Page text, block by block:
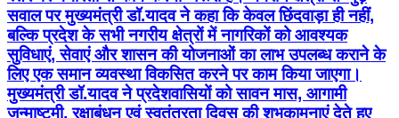
सवाल पर मुख्यमंत्री डॉ.यादव ने कहा कि केवल छिंदवाड़ा ही नहीं,
बल्कि प्रदेश के सभी नगरीय क्षेत्रों में नागरिकों को आवश्यक
सुविधाएं, सेवाएं और शासन की योजनाओं का लाभ उपलब्ध कराने के
लिए एक समान व्यवस्था विकसित करने पर काम किया जाएगा।
मुख्यमंत्री डॉ.यादव ने प्रदेशवासियों को सावन मास, आगामी
जन्माष्टमी, रक्षाबंधन एवं स्वतंत्रता दिवस की शुभकामनाएं देते हुए